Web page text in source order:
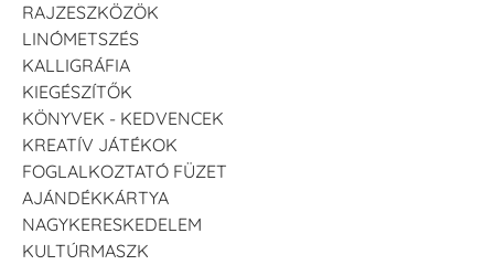
RAJZESZKÖZÖK
LINÓMETSZÉS
KALLIGRÁFIA
KIEGÉSZÍTŐK
KÖNYVEK - KEDVENCEK
KREATÍV JÁTÉKOK
FOGLALKOZTATÓ FÜZET
AJÁNDÉKKÁRTYA
NAGYKERESKEDELEM
KULTÚRMASZK